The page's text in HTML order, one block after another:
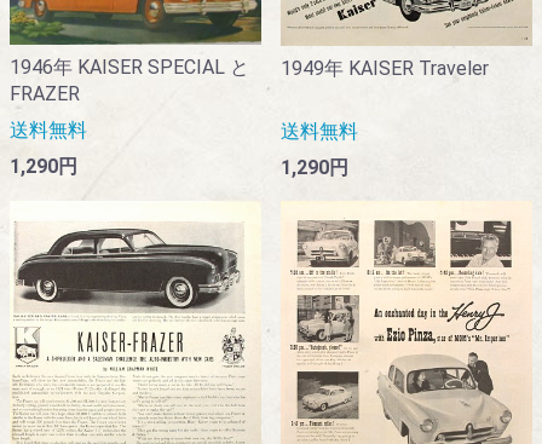
1946年 KAISER SPECIAL と
FRAZER
送料無料
1,290円
1949年 KAISER Traveler
送料無料
1,290円